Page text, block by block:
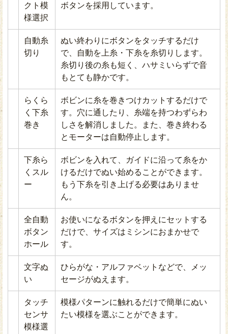
クト模
様選択
ボタンを採用しています。
自動糸
切り
ぬい終わりにボタンをタッチするだけ
で、自動を上糸・下糸を糸切りします。
糸切り後の糸も短く、ハサミいらずで音
もとても静かです。
らくら
く下糸
巻き
ボビンに糸を巻きつけカットするだけで
す。穴に通したり、糸端を持つわずらわ
しさを解消しました。また、巻き終わる
とモーターは自動停止します。
下糸ら
くスル
ー
ボビンを入れて、ガイドに沿って糸をか
けるだけでぬい始めることができます。
もう下糸を引き上げる必要はありませ
ん。
全自動
ボタン
ホール
お使いになるボタンを押えにセットする
だけで、サイズはミシンにおまかせで
す。
文字ぬ
い
ひらがな・アルファベットなどで、メッ
セージがぬえます。
タッチ
センサ
模様選
模様パターンに触れるだけで簡単にぬい
たい模様を選ぶことができます。